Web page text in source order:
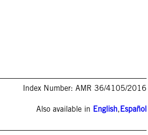
Index Number: AMR 36/4105/2016
Also available in English,Español